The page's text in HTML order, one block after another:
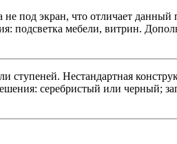
под экран, что отличает
подсветка мебели, витрин.
Нестандартная
серебристый или черный;